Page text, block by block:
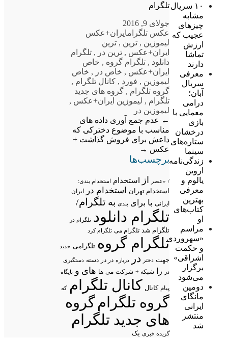
۱۰ سریال
مشابه
چیزهای
عجیب که
ارزش
تماشا
دارند
معرفی
سریال
آبان؛
درامی
معمایی با
بازی
درخشان
ستاره‌های
سینما
زندگی‌نامه
اروین
یالوم و
معرفی
بهترین
کتاب‌های
او
مراسم
«سهروردی
و حکمت
اشراقی»
برگزار
می‌شود
دومین
مانگای
ایرانی
منتشر
شد
تلگرام
جولای 9, 2016
عکس تلگرامایران+عکس
لیموزین , ترین , ترین
ایران+عکس , ترین در , تلگرام
دانلود , تلگرام گروه , خاص
ایران+عکس , خاص در , خاص
لیموزین , فورد , کانال تلگرام ,
گروه تلگرام , گروه های جدید
تلگرام , لیموزین ایران+عکس ,
لیموزین در
← عدم جمع آوری داده های
مناسب با موضوع دخترکی که
داعش برای فروش گذاشت +
عکس →
برچسب‌ها
/ «عصر از استخدام استخدام بندی:
استخدام تهران استخدام در ایران
ایرانی با برای بندی به تلگرام/
تلگرام دانلود تلگرام در
تلگرام شد تلگرام می تلگرام کرد
تلگرام گروه تلگرامی جدید
جهت دختر در درباره در در دسته دستگیری
در
را شبکه + شرکت می ها های و پایگاه
پیام کانال کانال تلگرام که
گروه تلگرامگروه
های جدید تلگرام
گزیده خبری یک